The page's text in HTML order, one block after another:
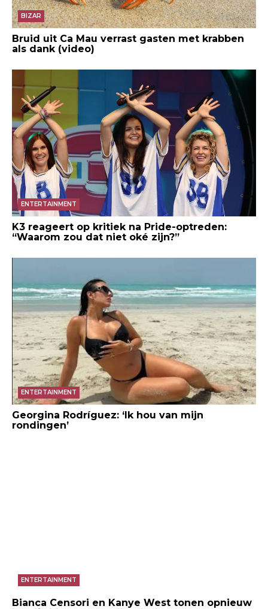
BIZAR
Bruid uit Ca Mau verrast gasten met krabben
als dank (video)
ENTERTAINMENT
K3 reageert op kritiek na Pride-optreden:
“Waarom zou dat niet oké zijn?”
ENTERTAINMENT
Georgina Rodríguez: ‘Ik hou van mijn
rondingen’
ENTERTAINMENT
Bianca Censori en Kanye West tonen opnieuw